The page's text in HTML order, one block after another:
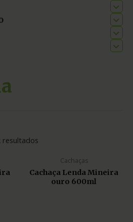
resultados
Cachaças
Cachaça Lenda Mineira
ouro 600ml